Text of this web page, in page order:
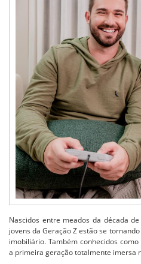
Nascidos entre meados da década
jovens daGeração Zestão se
imobiliário. Também conhecidos como
a primeira geração totalmente imersa